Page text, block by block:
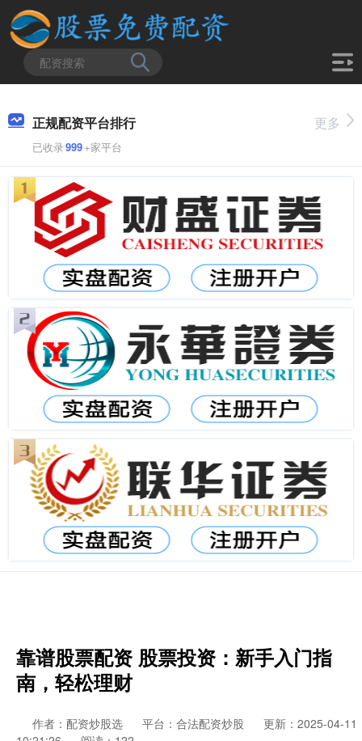
正规配资平台排行
已收录999+家平台
更多
靠谱股票配资 股票投资：新手入门指
南，轻松理财
作者：配资炒股选 平台：合法配资炒股
更新：2025-04-11